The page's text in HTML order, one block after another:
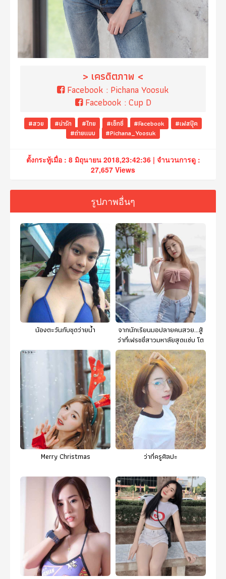
> เครดิตภาพ <
Facebook : Pichana Yoosuk
Facebook :Cup D
#สวย #น่ารัก #ไทย #เซ็กซี่ #Facebook
#เฟสบุ๊ค
#ถ่ายแบบ
#Pichana_Yoosuk
ตั้งกระทู้เมื่อ : 8 มิถุนายน 2018,23:42:36 | จำนวนการดู :
27,657 Views
รูปภาพอื่นๆ
น้องตะวันกับชุดว่ายน้ำ
จากนักเรียนมอปลายคนสวย...สู้
ว่าที่เฟรชชี่สาวมหาลัยสุดแซ่บ โต
เป็นสาวมาสายนี้คือดีต่อใจ
Merry Christmas ว่าที่ครูศิลปะ